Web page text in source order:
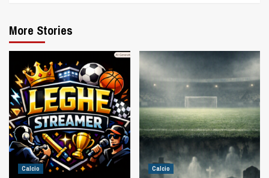
More Stories
Calcio Calcio